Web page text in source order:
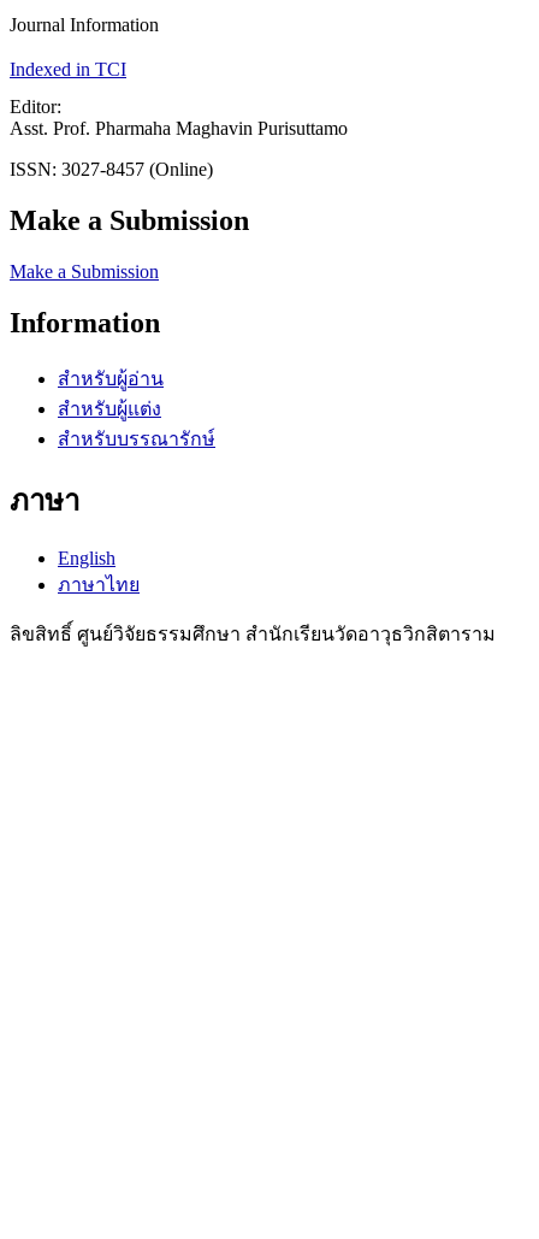
Journal Information
Indexed in TCI
Editor:
Asst. Prof. Pharmaha Maghavin Purisuttamo
ISSN: 3027-8457 (Online)
Make a Submission
Make a Submission
Information
สำหรับผู้อ่าน
สำหรับผู้แต่ง
สำหรับบรรณารักษ์
ภาษา
English
ภาษาไทย
ลิขสิทธิ์ ศูนย์วิจัยธรรมศึกษา สำนักเรียนวัดอาวุธวิกสิตาราม